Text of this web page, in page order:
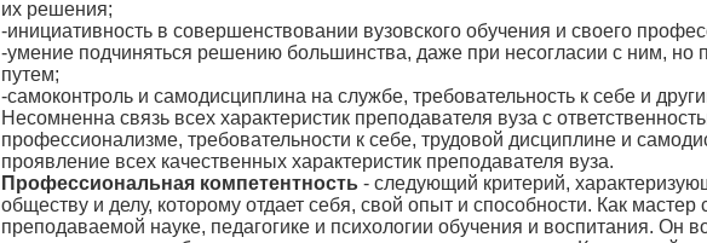
их решения;
-инициативность в совершенствовании вузовского обучения и своего
-умение подчиняться решению большинства, даже при несогласии с ним, но
путем;
-самоконтроль и самодисциплина на службе, требовательность к себе и
Несомненна связь всех характеристик преподавателя вуза с
профессионализме, требовательности к себе, трудовой дисциплине и
проявление всех качественных характеристик преподавателя вуза.
Профессиональная компетентность - следующий критерий,
обществу и делу, которому отдает себя, свой опыт и способности. Как
преподаваемой науке, педагогике и психологии обучения и воспитания.